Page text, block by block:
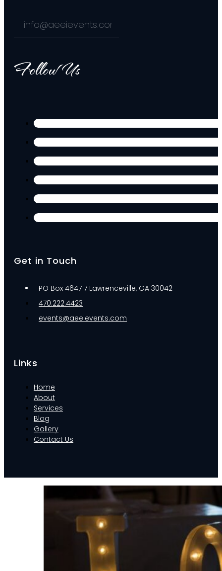
Follow Us
Get in Touch
PO Box 464717 Lawrenceville, GA 30042
470.222.4423
events@aeeievents.com
Links
Home
About
Services
Blog
Gallery
Contact Us